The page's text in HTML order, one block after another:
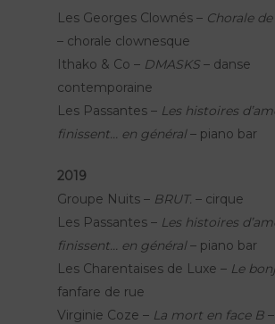
Les Georges Clownés – Chorale
– chorale clownesque
Ithako & Co – DMASKS – danse
contemporaine
Les Passantes – Les histoires
finissent… en général– piano bar
2019
Groupe Nuits – BRUT. – cirque
Les Passantes – Les histoires
finissent… en général– piano bar
Les Charentaises de Luxe – Le
fanfare de rue
Virginie Coze – La mort en face B